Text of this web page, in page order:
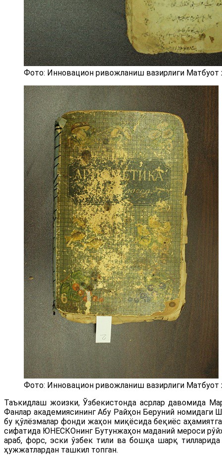
Фото: Инновацион ривожланиш вазирлиги Матбуот
Фото: Инновацион ривожланиш вазирлиги Матбуот
Таъкидлаш жоизки, Ўзбекистонда асрлар давомида
Фанлар академиясининг Абу Райҳон Беруний номидаги
бу қўлёзмалар фонди жаҳон миқёсида беқиёс
сифатида ЮНЕСКОнинг Бутунжаҳон маданий мероси
араб, форс, эски ўзбек тили ва бошқа шарқ
ҳужжатлардан ташкил топган.